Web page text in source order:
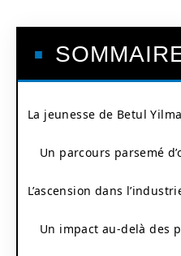
La jeunesse de Betul
Un parcours parsemé
L’ascension dans
Un impact au-delà des